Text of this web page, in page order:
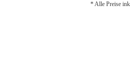
* Alle Preise